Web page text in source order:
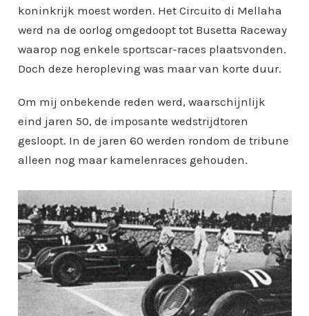
koninkrijk moest worden. Het Circuito di Mellaha
werd na de oorlog omgedoopt tot Busetta Raceway
waarop nog enkele sportscar-races plaatsvonden.
Doch deze heropleving was maar van korte duur.
Om mij onbekende reden werd, waarschijnlijk
eind jaren 50, de imposante wedstrijdtoren
gesloopt. In de jaren 60 werden rondom de tribune
alleen nog maar kamelenraces gehouden.